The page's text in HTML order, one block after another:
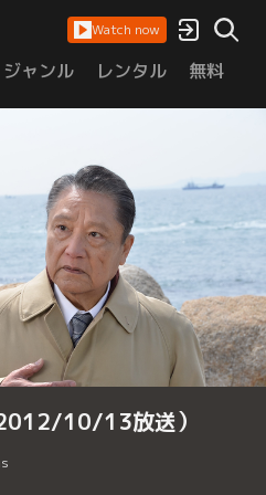
Watch now
ジャンル レンタル 無料
10/13放送）